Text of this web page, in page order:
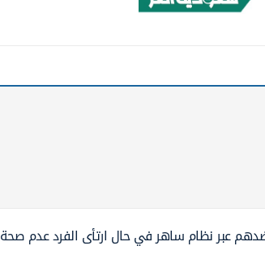
ضدهم عبر نظام ساهر في حال ارتأى الفرد عدم صحة